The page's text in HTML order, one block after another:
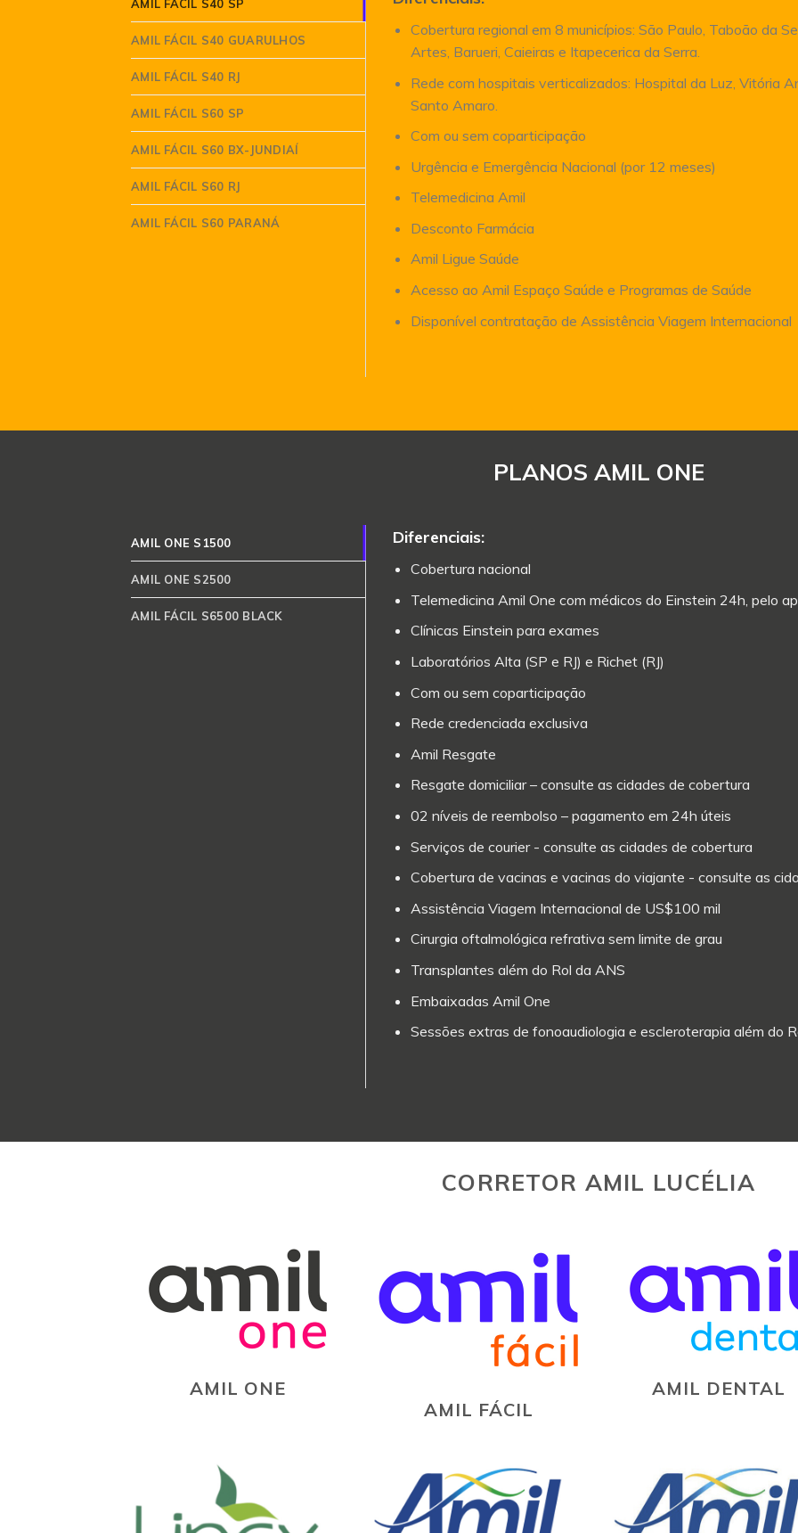
AMIL FÁCIL S40 SP
AMIL FÁCIL S40 GUARULHOS
AMIL FÁCIL S40 RJ
AMIL FÁCIL S60 SP
AMIL FÁCIL S60 BX-JUNDIAÍ
AMIL FÁCIL S60 RJ
AMIL FÁCIL S60 PARANÁ
Cobertura regional em 8 municípios: São Paulo, Taboão da
Artes, Barueri, Caieiras e Itapecerica da Serra.
Rede com hospitais verticalizados: Hospital da Luz, Vitória
Santo Amaro.
Com ou sem coparticipação
Urgência e Emergência Nacional (por 12 meses)
Telemedicina Amil
Desconto Farmácia
Amil Ligue Saúde
Acesso ao Amil Espaço Saúde e Programas de Saúde
Disponível contratação de Assistência Viagem Internacional
PLANOS AMIL ONE
AMIL ONE S1500
AMIL ONE S2500
AMIL FÁCIL S6500 BLACK
Diferenciais:
Cobertura nacional
Telemedicina Amil One com médicos do Einstein 24h, pelo
Clínicas Einstein para exames
Laboratórios Alta (SP e RJ) e Richet (RJ)
Com ou sem coparticipação
Rede credenciada exclusiva
Amil Resgate
Resgate domiciliar – consulte as cidades de cobertura
02 níveis de reembolso – pagamento em 24h úteis
Serviços de courier - consulte as cidades de cobertura
Cobertura de vacinas e vacinas do viajante - consulte as
Assistência Viagem Internacional de US$100 mil
Cirurgia oftalmológica refrativa sem limite de grau
Transplantes além do Rol da ANS
Embaixadas Amil One
Sessões extras de fonoaudiologia e escleroterapia além do
CORRETOR AMIL LUCÉLIA
AMIL ONE
AMIL FÁCIL
AMIL DENTAL